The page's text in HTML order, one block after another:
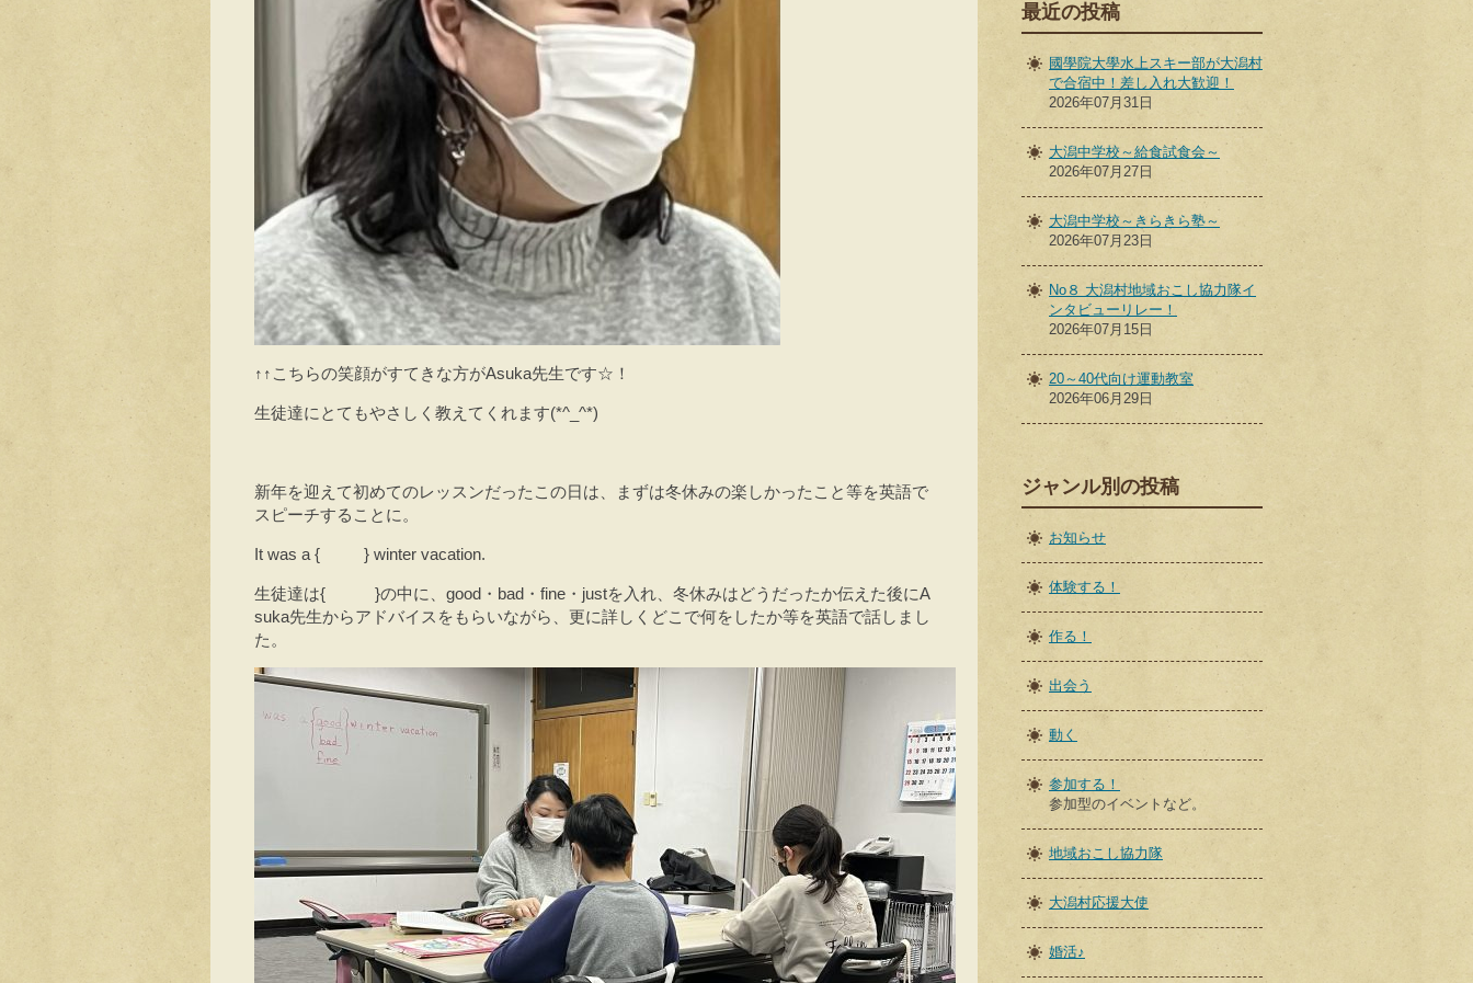
↑↑こちらの笑顔がすてきな方がAsuka先生です☆！
生徒達にとてもやさしく教えてくれます(*^_^*)
新年を迎えて初めてのレッスンだったこの日は、まずは冬休みの楽しかったこと等を英語で
スピーチすることに。
It was a { } winter vacation.
生徒達は{ }の中に、good・bad・fine・justを入れ、冬休みはどうだったか伝えた後にA
suka先生からアドバイスをもらいながら、更に詳しくどこで何をしたか等を英語で話しまし
た。
最近の投稿
國學院大學水上スキー部が大潟村
で合宿中！差し入れ大歓迎！
2026年07月31日
大潟中学校～給食試食会～
2026年07月27日
大潟中学校～きらきら塾～
2026年07月23日
No８ 大潟村地域おこし協力隊イ
ンタビューリレー！
2026年07月15日
20～40代向け運動教室
2026年06月29日
ジャンル別の投稿
お知らせ
体験する！
作る！
出会う
動く
参加する！
参加型のイベントなど。
地域おこし協力隊
大潟村応援大使
婚活♪